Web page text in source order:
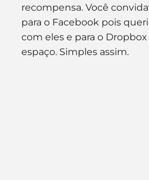
recompensa. Você
para o Facebook pois
com eles e para o
espaço. Simples assim.